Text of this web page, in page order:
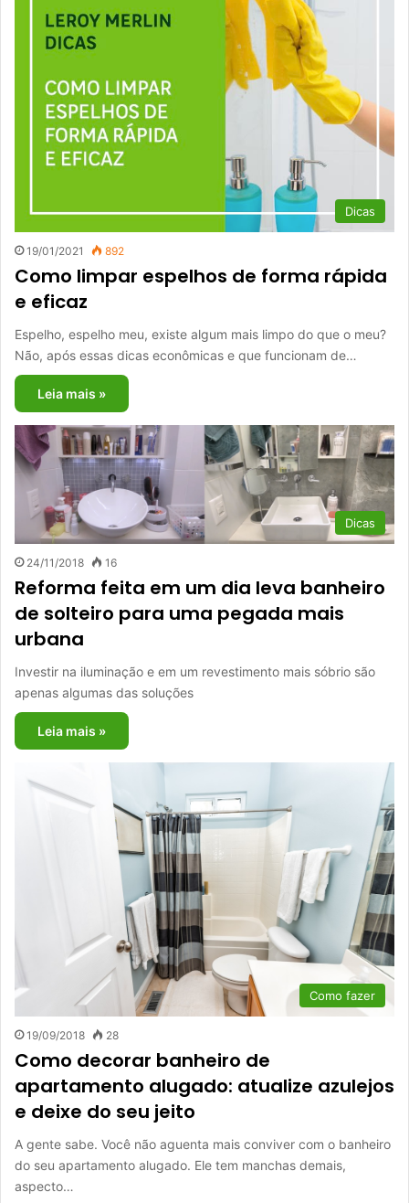
Dicas
19/01/2021 892
Como limpar espelhos de forma rápida
e eficaz
Espelho, espelho meu, existe algum mais limpo do que o meu?
Não, após essas dicas econômicas e que funcionam de…
Leia mais »
Dicas
24/11/2018 16
Reforma feita em um dia leva banheiro
de solteiro para uma pegada mais
urbana
Investir na iluminação e em um revestimento mais sóbrio são
apenas algumas das soluções
Leia mais »
Como fazer
19/09/2018 28
Como decorar banheiro de
apartamento alugado: atualize azulejos
e deixe do seu jeito
A gente sabe. Você não aguenta mais conviver com o banheiro
do seu apartamento alugado. Ele tem manchas demais,
aspecto…